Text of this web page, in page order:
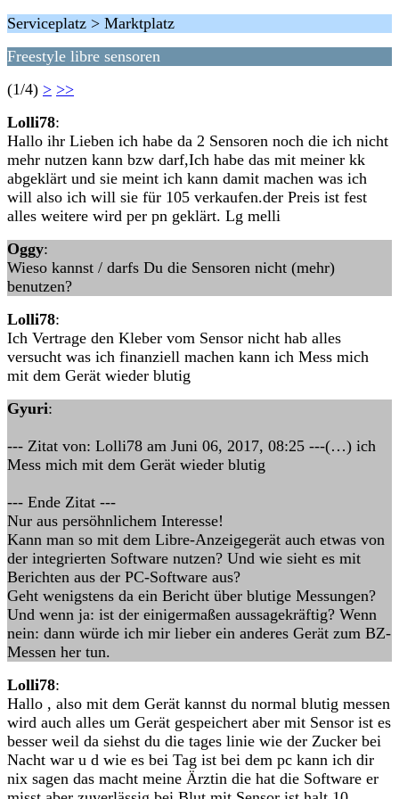
Serviceplatz > Marktplatz
Freestyle libre sensoren
(1/4) > >>
Lolli78:
Hallo ihr Lieben ich habe da 2 Sensoren noch die ich nicht
mehr nutzen kann bzw darf,Ich habe das mit meiner kk
abgeklärt und sie meint ich kann damit machen was ich
will also ich will sie für 105 verkaufen.der Preis ist fest
alles weitere wird per pn geklärt. Lg melli
Oggy:
Wieso kannst / darfs Du die Sensoren nicht (mehr)
benutzen?
Lolli78:
Ich Vertrage den Kleber vom Sensor nicht hab alles
versucht was ich finanziell machen kann ich Mess mich
mit dem Gerät wieder blutig
Gyuri:
--- Zitat von: Lolli78 am Juni 06, 2017, 08:25 ---(…) ich
Mess mich mit dem Gerät wieder blutig
--- Ende Zitat ---
Nur aus persöhnlichem Interesse!
Kann man so mit dem Libre-Anzeigegerät auch etwas von
der integrierten Software nutzen? Und wie sieht es mit
Berichten aus der PC-Software aus?
Geht wenigstens da ein Bericht über blutige Messungen?
Und wenn ja: ist der einigermaßen aussagekräftig? Wenn
nein: dann würde ich mir lieber ein anderes Gerät zum BZ-
Messen her tun.
Lolli78:
Hallo , also mit dem Gerät kannst du normal blutig messen
wird auch alles um Gerät gespeichert aber mit Sensor ist es
besser weil da siehst du die tages linie wie der Zucker bei
Nacht war u d wie es bei Tag ist bei dem pc kann ich dir
nix sagen das macht meine Ärztin die hat die Software er